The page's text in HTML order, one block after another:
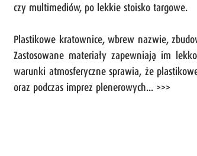
czy multimediów, po lekkie stoisko targowe.
Plastikowe kratownice, wbrew nazwie,
Zastosowane materiały zapewniają im
warunki atmosferyczne sprawia, że
oraz podczas imprez plenerowych... >>>